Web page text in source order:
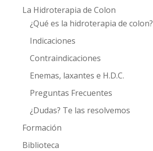
La Hidroterapia de Colon
¿Qué es la hidroterapia de colon?
Indicaciones
Contraindicaciones
Enemas, laxantes e H.D.C.
Preguntas Frecuentes
¿Dudas? Te las resolvemos
Formación
Biblioteca